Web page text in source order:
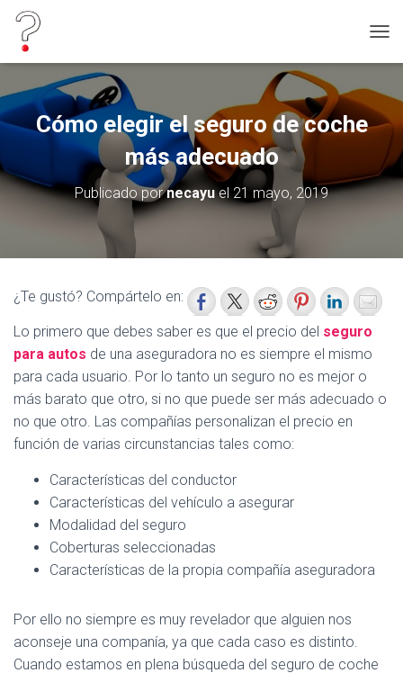
A
B
I
A
M
O
Ó
Cómo elegir el seguro de coche
más adecuado
Publicado pornecayuel 21 mayo, 2019
¿Te gustó? Compártelo en:
Lo primero que debes saber es que el precio del seguro
para autos de una aseguradora no es siempre el mismo
para cada usuario. Por lo tanto un seguro no es mejor o
más barato que otro, si no que puede ser más adecuado o
no que otro. Las compañías personalizan el precio en
función de varias circunstancias tales como:
Características del conductor
Características del vehículo a asegurar
Modalidad del seguro
Coberturas seleccionadas
Características de la propia compañía aseguradora
Por ello no siempre es muy revelador que alguien nos
aconseje una companía, ya que cada caso es distinto.
Cuando estamos en plena búsqueda del seguro de coche